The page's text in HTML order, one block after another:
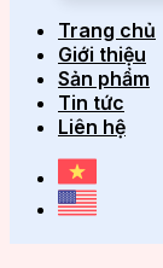
Trang chủ
Giới thiệu
Sản phẩm
Tin tức
Liên hệ